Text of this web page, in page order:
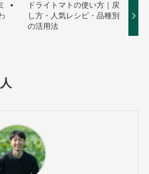
ドライトマトの使い方｜戻
し方・人気レシピ・品種別
の活用法